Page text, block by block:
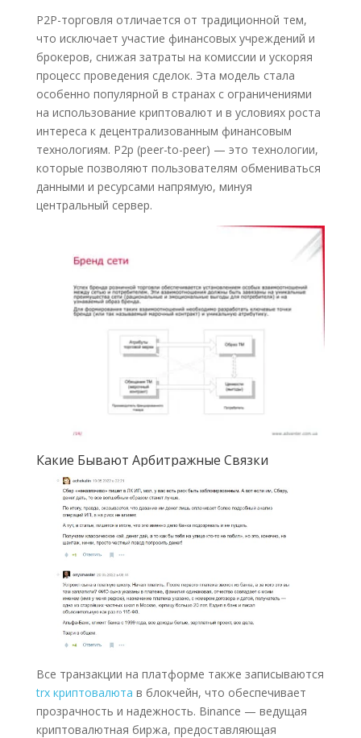
P2P-торговля отличается от традиционной тем,
что исключает участие финансовых учреждений и
брокеров, снижая затраты на комиссии и ускоряя
процесс проведения сделок. Эта модель стала
особенно популярной в странах с ограничениями
на использование криптовалют и в условиях роста
интереса к децентрализованным финансовым
технологиям. P2p (peer-to-peer) — это технологии,
которые позволяют пользователям обмениваться
данными и ресурсами напрямую, минуя
центральный сервер.
Какие Бывают Арбитражные Связки
Все транзакции на платформе также записываются
trx криптовалюта в блокчейн, что обеспечивает
прозрачность и надежность. Binance — ведущая
криптовалютная биржа, предоставляющая